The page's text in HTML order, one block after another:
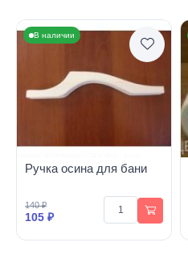
В наличии
Ручка осина для бани
140 ₽
105 ₽